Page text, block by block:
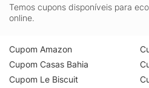
Temos cupons disponíveis para
online.
Cupom Amazon
Cupom Casas Bahia
Cupom Le Biscuit